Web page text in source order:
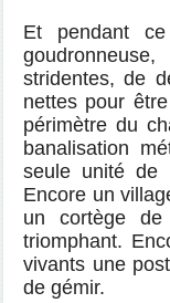
Et pendant
stridentes, de
nettes pour
périmètre du
banalisation
seule unité de
Encore un
un cortège
triomphant.
vivants une
de gémir.